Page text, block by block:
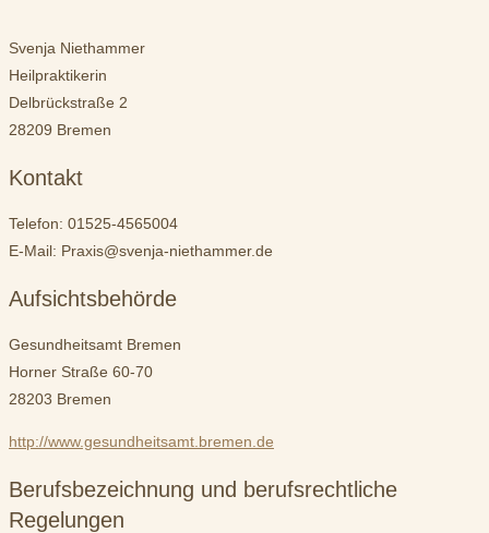
Svenja Niethammer
Heilpraktikerin
Delbrückstraße 2
28209 Bremen
Kontakt
Telefon: 01525-4565004
E-Mail: Praxis@svenja-niethammer.de
Aufsichtsbehörde
Gesundheitsamt Bremen
Horner Straße 60-70
28203 Bremen
http://www.gesundheitsamt.bremen.de
Berufsbezeichnung und berufsrechtliche
Regelungen